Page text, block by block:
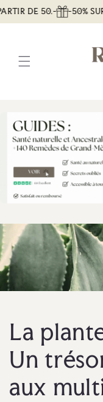
passer
au
50.- -50% SUR
La
Un
aux